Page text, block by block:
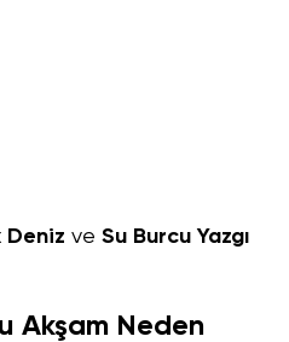
Deniz ve Su Burcu Yazgı
Akşam Neden